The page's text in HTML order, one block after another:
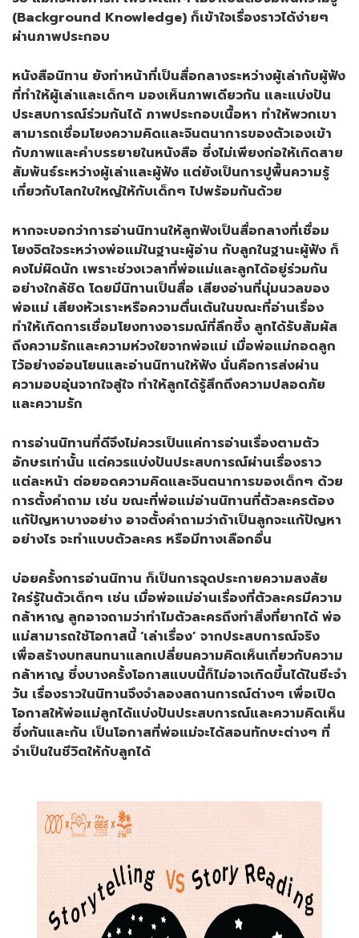
(Background Knowledge) ก็เข้าใจเรื่องราวได้ง่ายๆ
ผ่านภาพประกอบ
หนังสือนิทาน ยังทำหน้าที่เป็นสื่อกลางระหว่างผู้เล่ากับผู้ฟัง
ที่ทำให้ผู้เล่าและเด็กๆ มองเห็นภาพเดียวกัน และแบ่งปัน
ประสบการณ์ร่วมกันได้ ภาพประกอบเนื้อหา ทำให้พวกเขา
สามารถเชื่อมโยงความคิดและจินตนาการของตัวเองเข้า
กับภาพและคำบรรยายในหนังสือ ซึ่งไม่เพียงก่อให้เกิดสาย
สัมพันธ์ระหว่างผู้เล่าและผู้ฟัง แต่ยังเป็นการปูพื้นความรู้
เกี่ยวกับโลกใบใหญ่ให้กับเด็กๆ ไปพร้อมกันด้วย
หากจะบอกว่าการอ่านนิทานให้ลูกฟังเป็นสื่อกลางที่เชื่อม
โยงจิตใจระหว่างพ่อแม่ในฐานะผู้อ่าน กับลูกในฐานะผู้ฟัง ก็
คงไม่ผิดนัก เพราะช่วงเวลาที่พ่อแม่และลูกได้อยู่ร่วมกัน
อย่างใกล้ชิด โดยมีนิทานเป็นสื่อ เสียงอ่านที่นุ่มนวลของ
พ่อแม่ เสียงหัวเราะหรือความตื่นเต้นในขณะที่อ่านเรื่อง
ทำให้เกิดการเชื่อมโยงทางอารมณ์ที่ลึกซึ้ง ลูกได้รับสัมผัส
ถึงความรักและความห่วงใยจากพ่อแม่ เมื่อพ่อแม่กอดลูก
ไว้อย่างอ่อนโยนและอ่านนิทานให้ฟัง นั่นคือการส่งผ่าน
ความอบอุ่นจากใจสู่ใจ ทำให้ลูกได้รู้สึกถึงความปลอดภัย
และความรัก
การอ่านนิทานที่ดีจึงไม่ควรเป็นแค่การอ่านเรื่องตามตัว
อักษรเท่านั้น แต่ควรแบ่งปันประสบการณ์ผ่านเรื่องราว
แต่ละหน้า ต่อยอดความคิดและจินตนาการของเด็กๆ ด้วย
การตั้งคำถาม เช่น ขณะที่พ่อแม่อ่านนิทานที่ตัวละครต้อง
แก้ปัญหาบางอย่าง อาจตั้งคำถามว่าถ้าเป็นลูกจะแก้ปัญหา
อย่างไร จะทำแบบตัวละคร หรือมีทางเลือกอื่น
บ่อยครั้งการอ่านนิทาน ก็เป็นการจุดประกายความสงสัย
ใคร่รู้ในตัวเด็กๆ เช่น เมื่อพ่อแม่อ่านเรื่องที่ตัวละครมีความ
กล้าหาญ ลูกอาจถามว่าทำไมตัวละครถึงทำสิ่งที่ยากได้ พ่อ
แม่สามารถใช้โอกาสนี้ ‘เล่าเรื่อง’ จากประสบการณ์จริง
เพื่อสร้างบทสนทนาแลกเปลี่ยนความคิดเห็นเกี่ยวกับความ
กล้าหาญ ซึ่งบางครั้งโอกาสแบบนี้ก็ไม่อาจเกิดขึ้นได้ในชีะจำ
วัน เรื่องราวในนิทานจึงจำลองสถานการณ์ต่างๆ เพื่อเปิด
โอกาสให้พ่อแม่ลูกได้แบ่งปันประสบการณ์และความคิดเห็น
ซึ่งกันและกัน เป็นโอกาสที่พ่อแม่จะได้สอนทักษะต่างๆ ที่
จำเป็นในชีวิตให้กับลูกได้